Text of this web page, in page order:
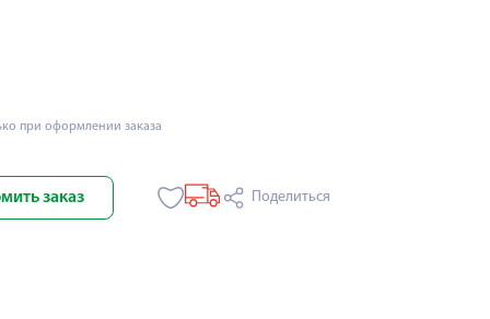
при оформлении заказа
заказ Поделиться